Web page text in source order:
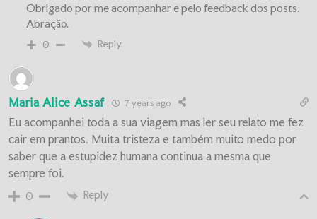
Obrigado por me acompanhar e pelo feedback dos posts.
Abração.
0 Reply
Maria Alice Assaf 7 years ago
Eu acompanhei toda a sua viagem mas ler seu relato me fez
cair em prantos. Muita tristeza e também muito medo por
saber que a estupidez humana continua a mesma que
sempre foi.
0 Reply